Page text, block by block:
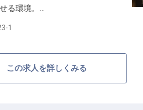
る環境。
。
添い、心温まる時間を提供す
1
この求人を詳しくみる